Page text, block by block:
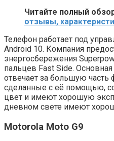
Читайте полный
отзывы,
Телефон работает под
Android 10. Компания
энергосбережения
пальцев Fast Side.
отвечает за большую часть
сделанные с её помощью,
цвет и имеют хорошую
дневном свете имеют
Motorola Moto G9